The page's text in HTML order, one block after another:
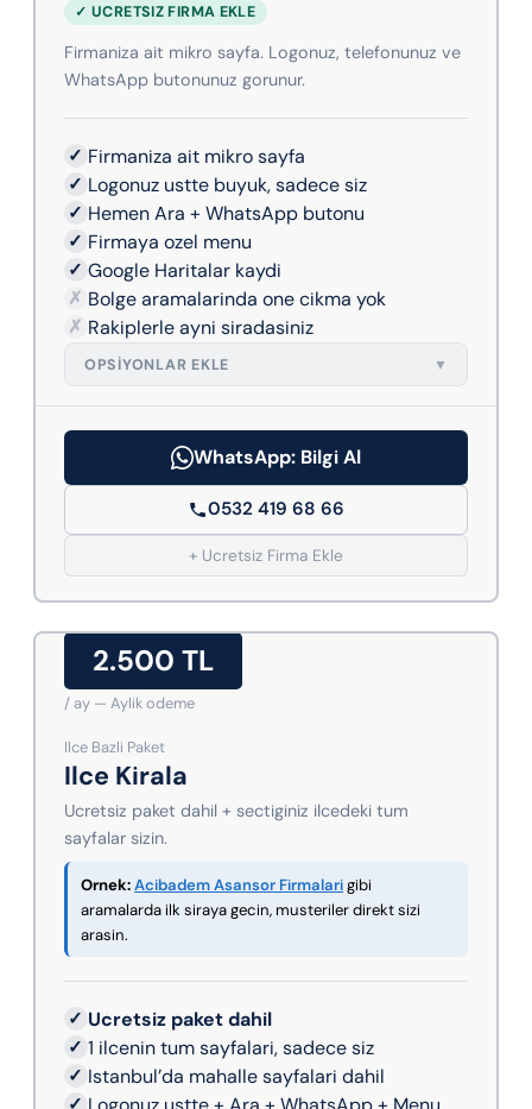
✓ UCRETSIZ FIRMA EKLE
Firmaniza ait mikro sayfa. Logonuz, telefonunuz ve
WhatsApp butonunuz gorunur.
✓ Firmaniza ait mikro sayfa
✓ Logonuz ustte buyuk, sadece siz
✓ Hemen Ara + WhatsApp butonu
✓ Firmaya ozel menu
✓ Google Haritalar kaydi
✗ Bolge aramalarinda one cikma yok
✗ Rakiplerle ayni siradasiniz
OPSIYONLAR EKLE ▼
WhatsApp: Bilgi Al
0532 419 68 66
+ Ucretsiz Firma Ekle
2.500 TL
/ ay — Aylik odeme
Ilce Bazli Paket
Ilce Kirala
Ucretsiz paket dahil + sectiginiz ilcedeki tum
sayfalar sizin.
Ornek:Acibadem Asansor Firmalarigibi
aramalarda ilk siraya gecin, musteriler direkt sizi
arasin.
✓ Ucretsiz paket dahil
✓ 1 ilcenin tum sayfalari, sadece siz
✓ Istanbul’da mahalle sayfalari dahil